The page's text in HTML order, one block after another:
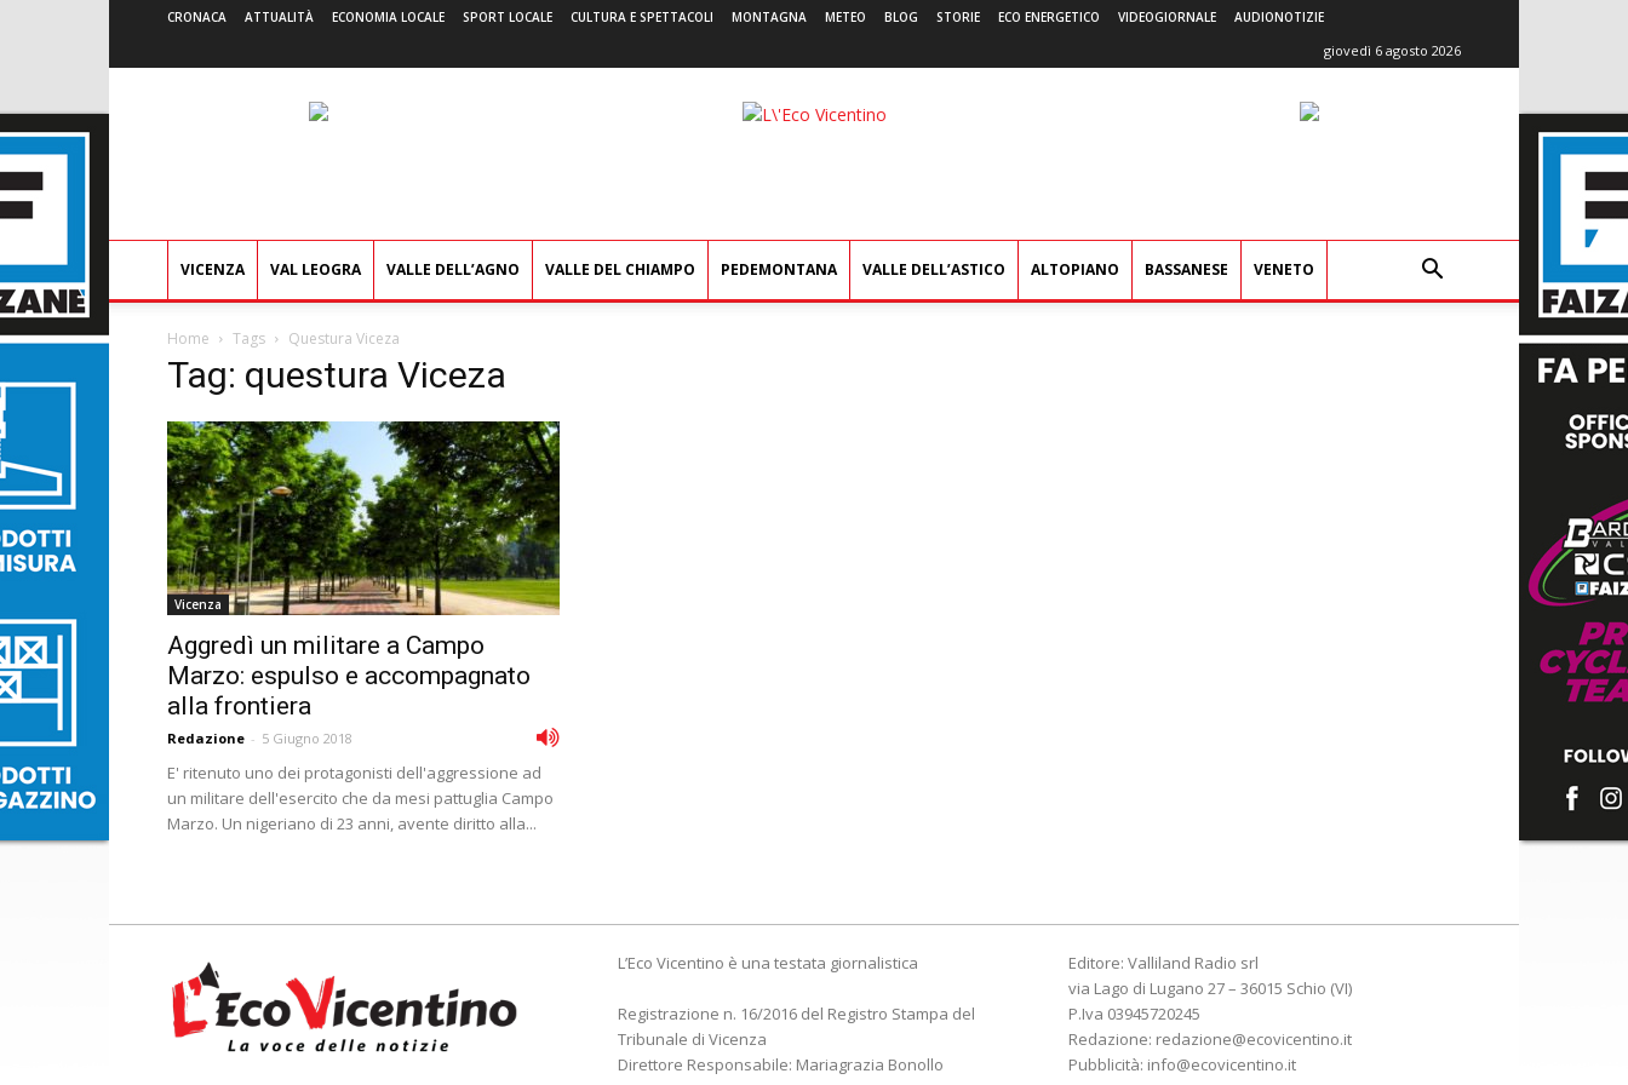
CRONACA ATTUALITÀ ECONOMIA LOCALE SPORT LOCALE CULTURA E SPETTACOLI MONTAGNA METEO BLOG STORIE ECO ENERGETICO VIDEOGIORNALE AUDIONOTIZIE
giovedì 6 agosto 2026
L'Eco
VICENZA VAL LEOGRA VALLE DELL’AGNO VALLE DEL CHIAMPO PEDEMONTANA VALLE DELL’ASTICO ALTOPIANO BASSANESE VENETO
Home Tags Questura Viceza
Tag: questura Viceza
Vicenza
Aggredì un militare a Campo
Marzo: espulso e accompagnato
alla frontiera
Redazione - 5 Giugno 2018
E' ritenuto uno dei protagonisti dell'aggressione ad
un militare dell'esercito che da mesi pattuglia Campo
Marzo. Un nigeriano di 23 anni, avente diritto alla...
L’Eco Vicentino è una testata giornalistica
Registrazione n. 16/2016 del Registro Stampa del
Tribunale di Vicenza
Direttore Responsabile: Mariagrazia Bonollo
Editore: Valliland Radio srl
via Lago di Lugano 27 – 36015 Schio (VI)
P.Iva 03945720245
Redazione: redazione@ecovicentino.it
Pubblicità: info@ecovicentino.it